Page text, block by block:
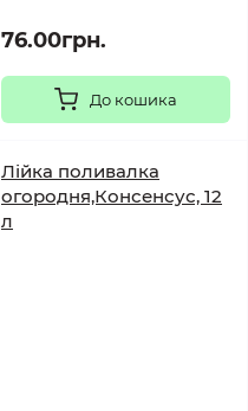
76.00грн.
До кошика
Лійка поливалка
огородня,Консенсус, 12
л